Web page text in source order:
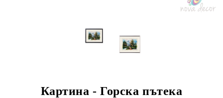
Картина - Горска пътека